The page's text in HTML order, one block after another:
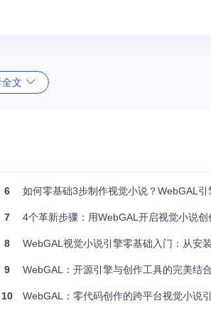
文
6 如何零基础3步制作视觉小说？WebGAL
7 4个革新步骤：用WebGAL开启视觉小说创
8 WebGAL视觉小说引擎零基础入门：从安
9 WebGAL：开源引擎与创作工具的完美结合
10 WebGAL：零代码创作的跨平台视觉小说引擎 | 故事创